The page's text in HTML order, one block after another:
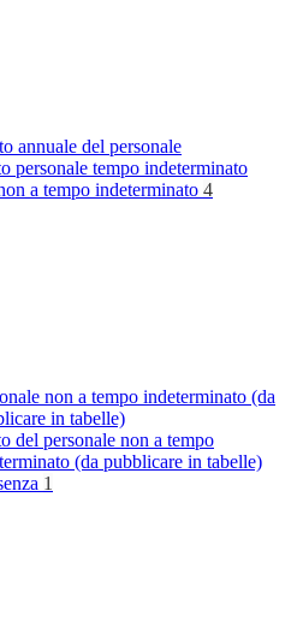
annuale del personale
personale tempo indeterminato
a tempo indeterminato 4
non a tempo indeterminato (da
in tabelle)
del personale non a tempo
(da pubblicare in tabelle)
1